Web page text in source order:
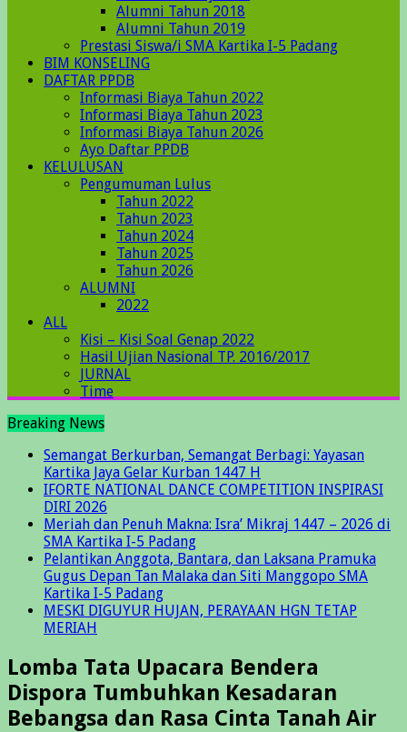
Alumni Tahun 2018
Alumni Tahun 2019
Prestasi Siswa/i SMA Kartika I-5 Padang
BIM KONSELING
DAFTAR PPDB
Informasi Biaya Tahun 2022
Informasi Biaya Tahun 2023
Informasi Biaya Tahun 2026
Ayo Daftar PPDB
KELULUSAN
Pengumuman Lulus
Tahun 2022
Tahun 2023
Tahun 2024
Tahun 2025
Tahun 2026
ALUMNI
2022
ALL
Kisi – Kisi Soal Genap 2022
Hasil Ujian Nasional TP. 2016/2017
JURNAL
Time
Breaking News
Semangat Berkurban, Semangat Berbagi: Yayasan
Kartika Jaya Gelar Kurban 1447 H
IFORTE NATIONAL DANCE COMPETITION INSPIRASI
DIRI 2026
Meriah dan Penuh Makna: Isra’ Mikraj 1447 – 2026 di
SMA Kartika I-5 Padang
Pelantikan Anggota, Bantara, dan Laksana Pramuka
Gugus Depan Tan Malaka dan Siti Manggopo SMA
Kartika I-5 Padang
MESKI DIGUYUR HUJAN, PERAYAAN HGN TETAP
MERIAH
Lomba Tata Upacara Bendera
Dispora Tumbuhkan Kesadaran
Bebangsa dan Rasa Cinta Tanah Air